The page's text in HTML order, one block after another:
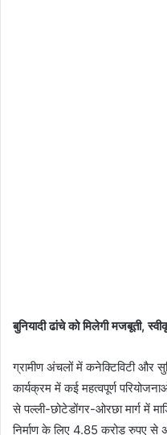
​बुनियादी ढांचे को मिलेगी मजबूती,
ग्रामीण अंचलों में कनेक्टिविटी और
कार्यक्रम में कई महत्वपूर्ण
से पल्ली-छोटेडोंगर-ओरछा मार्ग में
निर्माण के लिए 4.85 करोड़ रुपए से